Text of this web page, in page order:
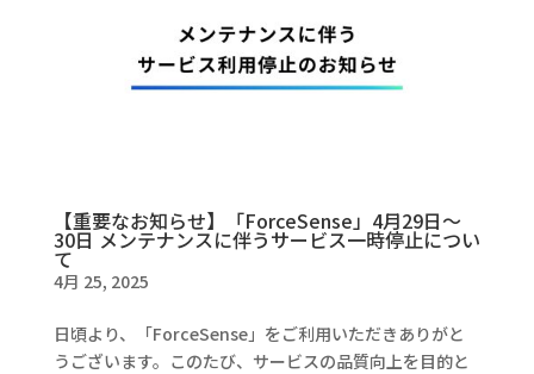
【重要なお知らせ】「ForceSense」4月29日〜
30日 メンテナンスに伴うサービス一時停止につい
て
4月 25, 2025
日頃より、「ForceSense」をご利用いただきありがと
うございます。このたび、サービスの品質向上を目的と